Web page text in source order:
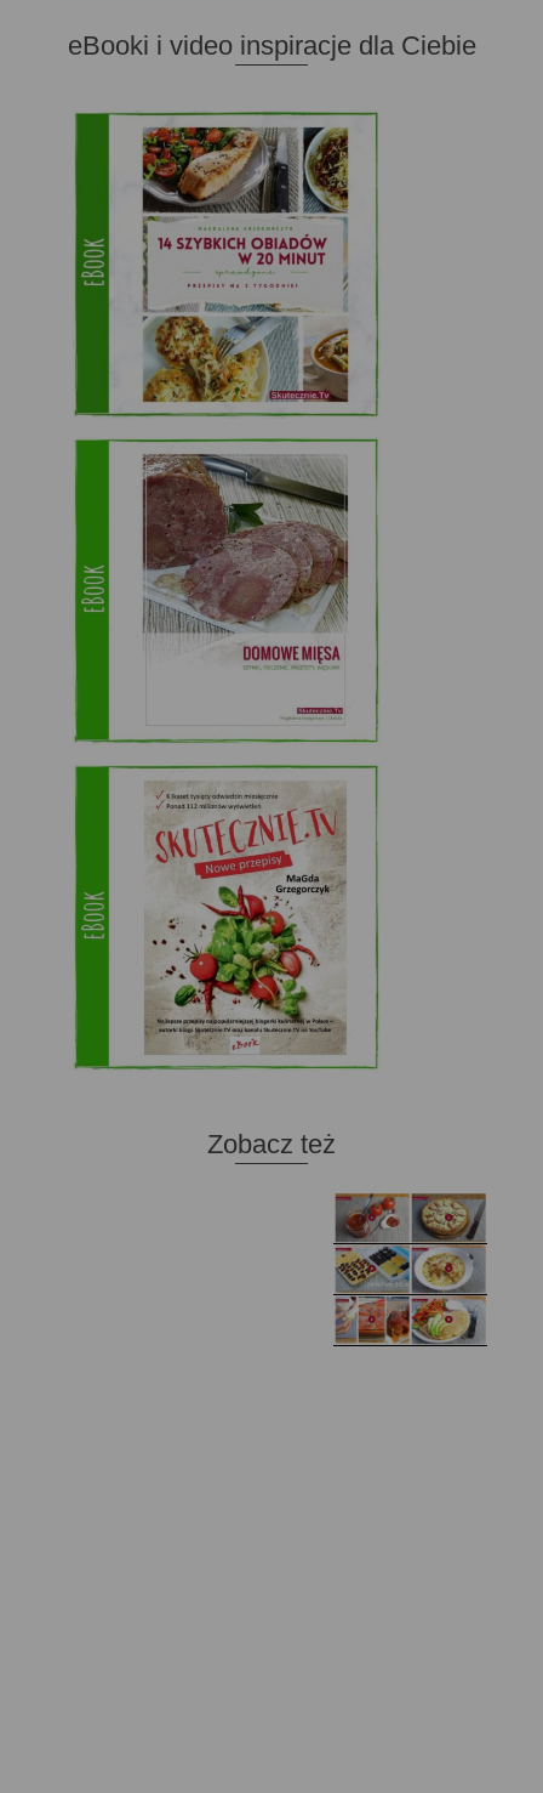
eBooki i video inspiracje dla Ciebie
Zobacz też
Domowy ketchup (bez
cukru)
Tarta francuska z
cebulą i pomidorem
Domowe żelki
Zupa kurkowa z
selerem i pietruszką